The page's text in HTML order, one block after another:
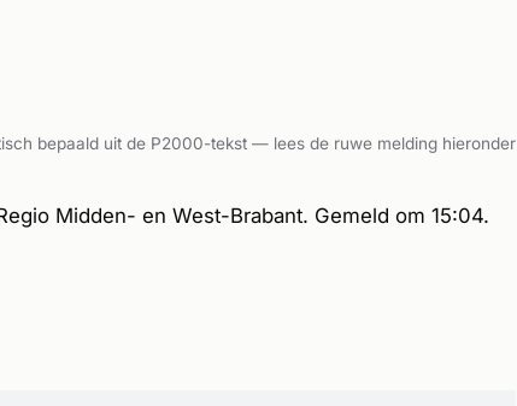
bepaald uit de P2000-tekst — lees de ruwe melding hieronder
Midden- en West-Brabant. Gemeld om 15:04.